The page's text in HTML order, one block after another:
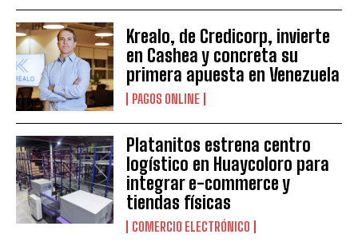
Krealo, de Credicorp, invierte
en Cashea y concreta su
primera apuesta en Venezuela
PAGOS ONLINE
Platanitos estrena centro
logístico en Huaycoloro para
integrar e-commerce y
tiendas físicas
COMERCIO ELECTRÓNICO